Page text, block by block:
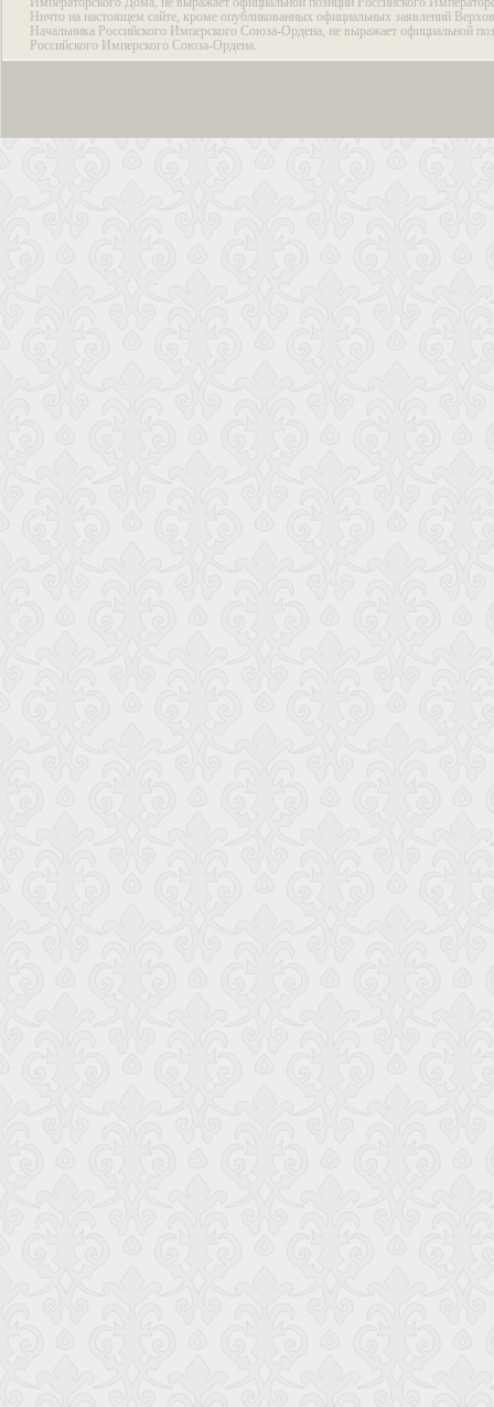
Ничто на настоящем сайте, кроме опубликованных официальных заявлений
Начальника Российского Имперского Союза-Ордена, не выражает официальной
Российского Имперского Союза-Ордена.